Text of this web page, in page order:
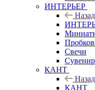
ИНТЕРЬЕР
Назад
Свечи
КАНТ
Назад
КАНТ